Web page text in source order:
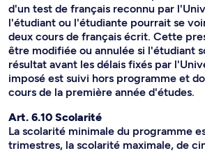
d'un test de français reconnu par
l'étudiant ou l'étudiante pourrait se
deux cours de français écrit. Cette
être modifiée ou annulée si l'étudiant
résultat avant les délais fixés par
imposé est suivi hors programme et
cours de la première année d'études.
Art. 6.10 Scolarité
La scolarité minimale du programme
trimestres, la scolarité maximale, de